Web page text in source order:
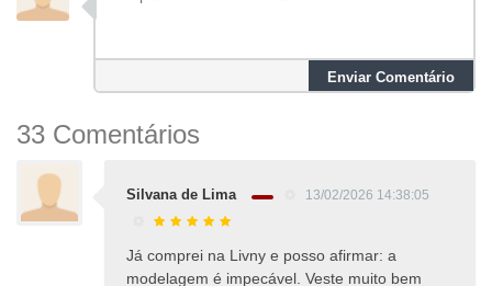
Enviar Comentário
33 Comentários
Silvana de Lima 13/02/2026 14:38:05
Já comprei na Livny e posso afirmar: a
modelagem é impecável. Veste muito bem